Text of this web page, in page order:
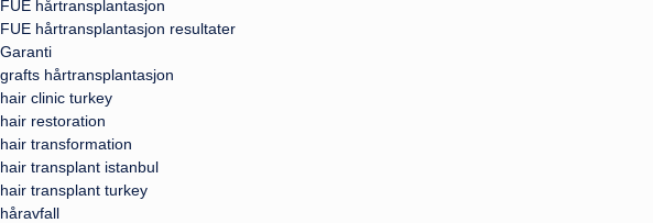
FUE hårtransplantasjon
FUE hårtransplantasjon resultater
Garanti
grafts hårtransplantasjon
hair clinic turkey
hair restoration
hair transformation
hair transplant istanbul
hair transplant turkey
håravfall